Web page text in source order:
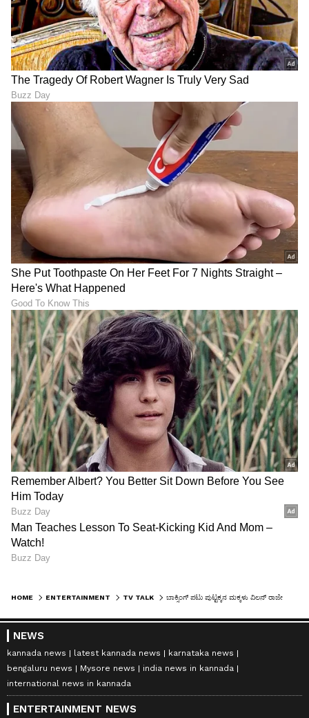
HOME ENTERTAINMENT TV TALK
NEWS
kannada news latest kannada news
karnataka news
bengaluru news
Mysore news
india news in kannada
international news in kannada
ENTERTAINMENT NEWS